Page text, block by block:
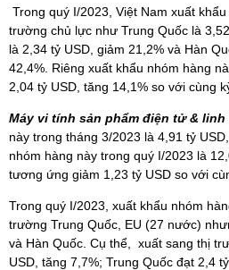
Trong quý I/2023, Việt Nam xuất
trường chủ lực như Trung Quốc là
là 2,34 tỷ USD, giảm 21,2% và Hàn
42,4%. Riêng xuất khẩu nhóm hàng
2,04 tỷ USD, tăng 14,1% so với cùng
Máy vi tính sản phẩm điện tử & linh
này trong tháng 3/2023 là 4,91 tỷ
nhóm hàng này trong quý I/2023 là
tương ứng giảm 1,23 tỷ USD so với
Trong quý I/2023, xuất khẩu nhóm
trường Trung Quốc, EU (27 nước)
và Hàn Quốc. Cụ thể, xuất sang thị
USD, tăng 7,7%; Trung Quốc đạt 2,4